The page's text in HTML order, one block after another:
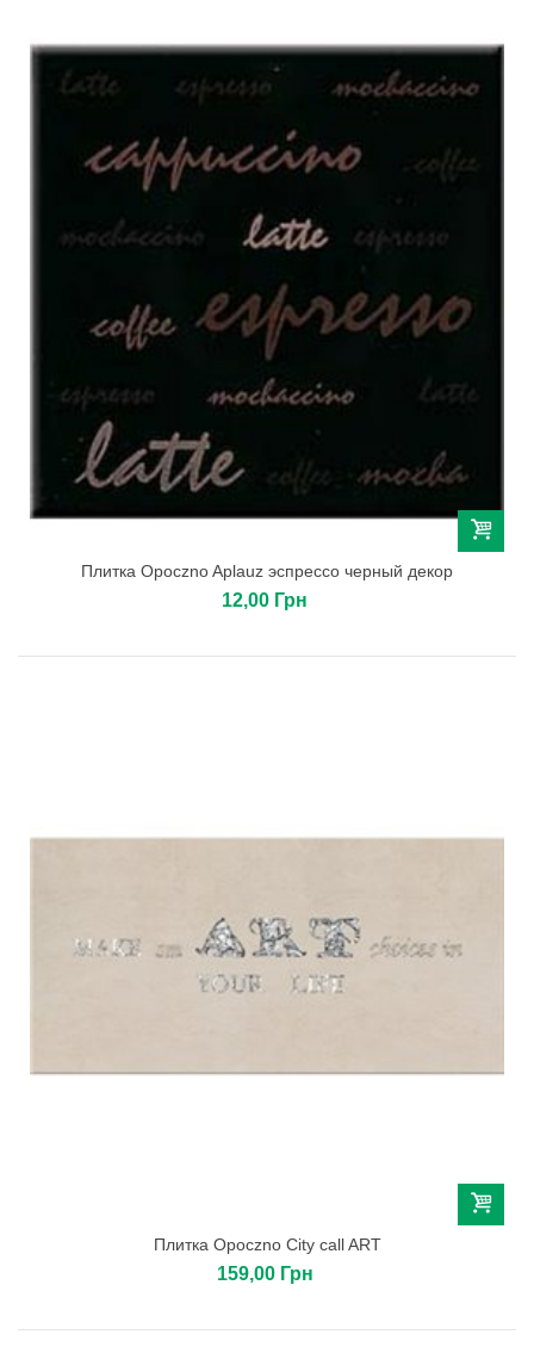
Плитка Opoczno Aplauz эспрессо черный декор
12,00 Грн
Плитка Opoczno City call ART
159,00 Грн